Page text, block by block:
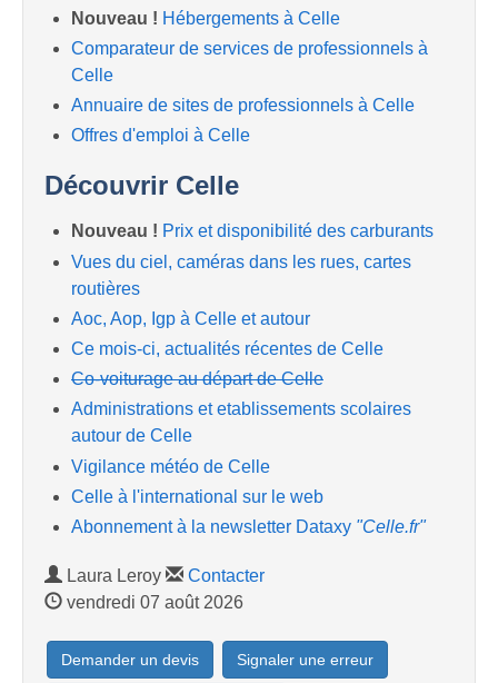
Nouveau ! Hébergements à Celle
Comparateur de services de professionnels à
Celle
Annuaire de sites de professionnels à Celle
Offres d'emploi à Celle
Découvrir Celle
Nouveau ! Prix et disponibilité des carburants
Vues du ciel, caméras dans les rues, cartes
routières
Aoc, Aop, Igp à Celle et autour
Ce mois-ci, actualités récentes de Celle
Co-voiturage au départ de Celle
Administrations et etablissements scolaires
autour de Celle
Vigilance météo de Celle
Celle à l'international sur le web
Abonnement à la newsletter Dataxy "Celle.fr"
Laura Leroy
Contacter
vendredi 07 août 2026
Demander un devis Signaler une erreur